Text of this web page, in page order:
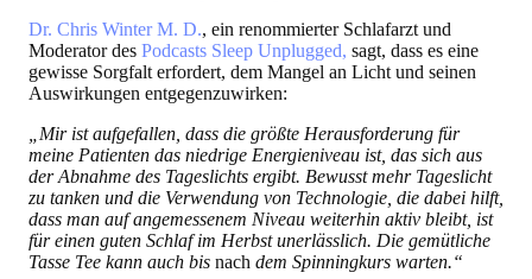
Dr. Chris Winter M. D., ein renommierter Schlafarzt und
Moderator des Podcasts Sleep Unplugged, sagt, dass es eine
gewisse Sorgfalt erfordert, dem Mangel an Licht und seinen
Auswirkungen entgegenzuwirken:
„Mir ist aufgefallen, dass die größte Herausforderung für
meine Patienten das niedrige Energieniveau ist, das sich aus
der Abnahme des Tageslichts ergibt. Bewusst mehr Tageslicht
zu tanken und die Verwendung von Technologie, die dabei hilft,
dass man auf angemessenem Niveau weiterhin aktiv bleibt, ist
für einen guten Schlaf im Herbst unerlässlich. Die gemütliche
Tasse Tee kann auch bis nach dem Spinningkurs warten.“